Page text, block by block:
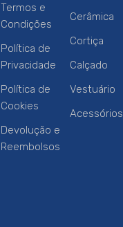
Termos e
Condições
Política de
Privacidade
Política de
Cookies
Devolução e
Reembolsos
Cerâmica
Cortiça
Calçado
Vestuário
Acessórios